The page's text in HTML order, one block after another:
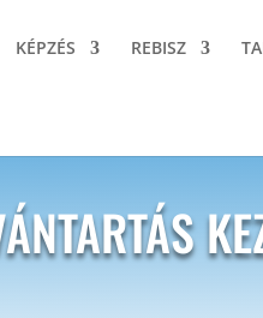
KÉPZÉS REBISZ